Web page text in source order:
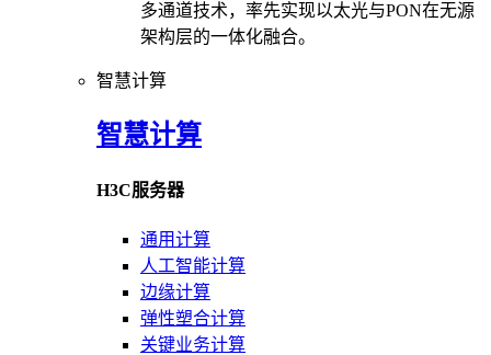
多通道技术，率先实现以太光与PON在无源
架构层的一体化融合。
智慧计算
智慧计算
H3C服务器
通用计算
人工智能计算
边缘计算
弹性塑合计算
关键业务计算